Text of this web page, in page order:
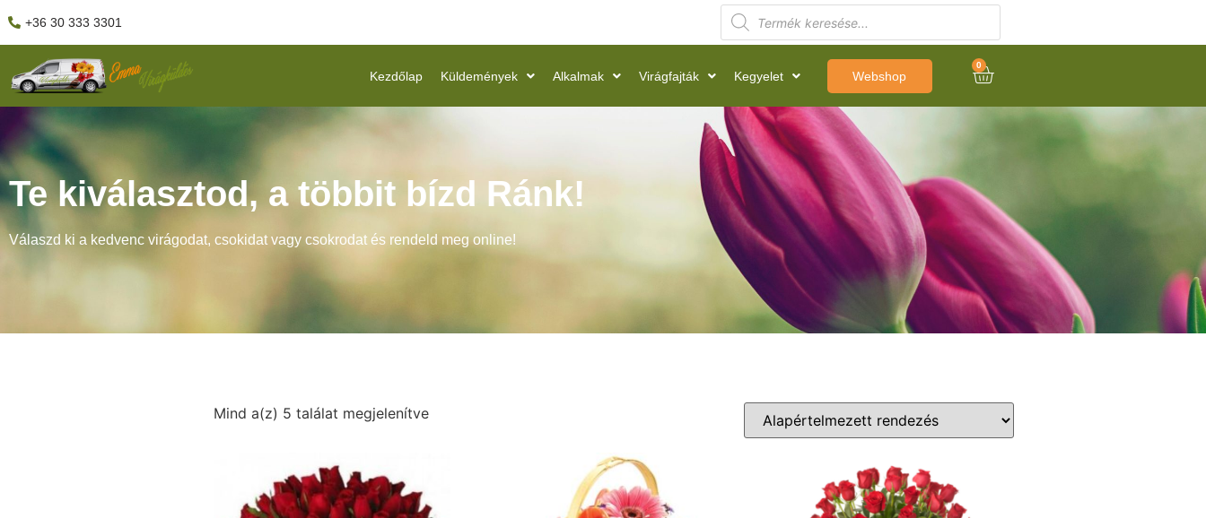
+36 30 333 3301
Kezdőlap Küldemények Alkalmak Virágfajták Kegyelet Webshop
0
Te kiválasztod, a többit bízd Ránk!
Válaszd ki a kedvenc virágodat, csokidat vagy csokrodat és rendeld meg online!
Mind a(z) 5 találat megjelenítve